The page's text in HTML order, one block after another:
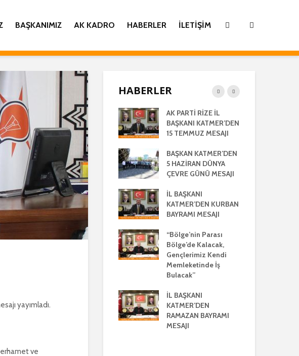
BAŞKANIMIZ AK KADRO HABERLER İLETIŞIM
yayımladı.
ve
HABERLER
AK PARTİ
GENİŞLETİLMİŞ RİZE
İL DANIŞMA MECLİSİ
TOPLANTISI
COŞKUYLA
GERÇEKLEŞTİRİLDİ
İL BAŞKANI
KATMER’DEN REGAİP
KANDİLİ MESAJI
İL BAŞKANI YILMAZ
KATMER AYRIŞTIRICI
AK PARTİ RİZE İL
BAŞKANI KATMER’DEN
15 TEMMUZ MESAJI
BAŞKAN KATMER’DEN
5 HAZİRAN DÜNYA
ÇEVRE GÜNÜ MESAJI
İL BAŞKANI
KATMER’DEN KURBAN
BAYRAMI MESAJI
“Bölge’nin Parası
Bölge’de Kalacak,
Gençlerimiz Kendi
Memleketinde İş
Bulacak”
İL BAŞKANI
KATMER’DEN
RAMAZAN BAYRAMI
MESAJI